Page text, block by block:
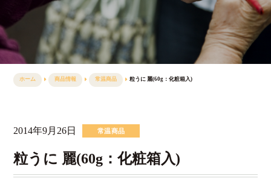
ホーム 商品情報 常温商品 粒うに 麗(60g：化粧箱入)
2014年9月26日 常温商品
粒うに 麗(60g：化粧箱入)